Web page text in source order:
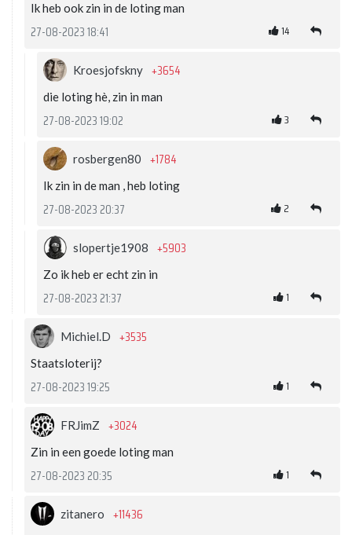
Ik heb ook zin in de loting man
27-08-2023 18:41 14
Kroesjofskny +3654
die loting hè, zin in man
27-08-2023 19:02 3
rosbergen80 +1784
Ik zin in de man , heb loting
27-08-2023 20:37 2
slopertje1908 +5903
Zo ik heb er echt zin in
27-08-2023 21:37 1
Michiel.D +3535
Staatsloterij?
27-08-2023 19:25 1
FRJimZ +3024
Zin in een goede loting man
27-08-2023 20:35 1
zitanero +11436